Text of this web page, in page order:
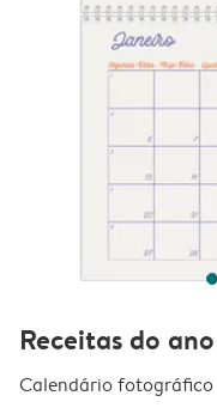
Receitas do ano
Calendário